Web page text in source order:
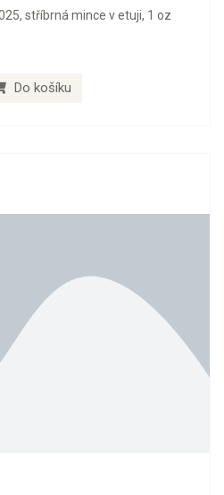
stříbrná mince v etuji, 1 oz
Do košíku